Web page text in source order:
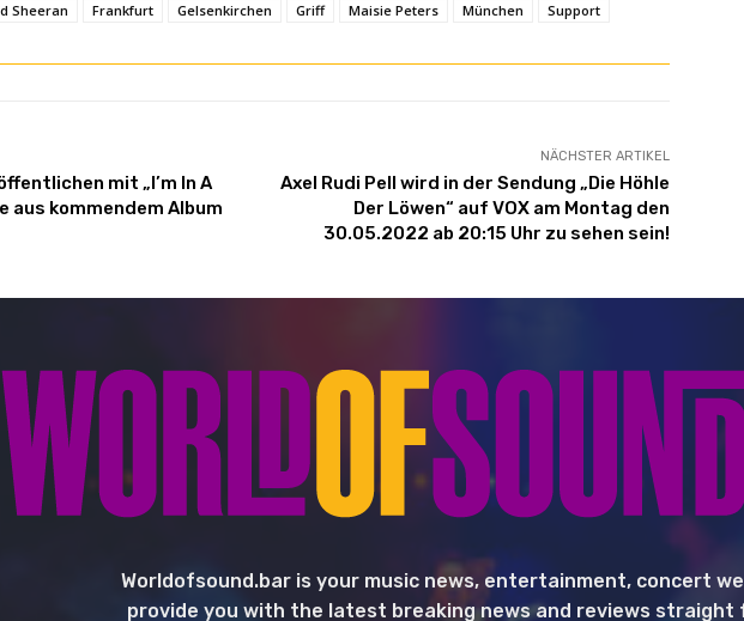
Sheeran Frankfurt Gelsenkirchen Griff Maisie Peters München Support
mit „I’m In A
aus kommendem Album
NÄCHSTER ARTIKEL
Axel Rudi Pell wird in der Sendung „Die Höhle
Der Löwen“ auf VOX am Montag den
30.05.2022 ab 20:15 Uhr zu sehen sein!
Worldofsound.bar is your music news, entertainment, concert
provide you with the latest breaking news and reviews straight